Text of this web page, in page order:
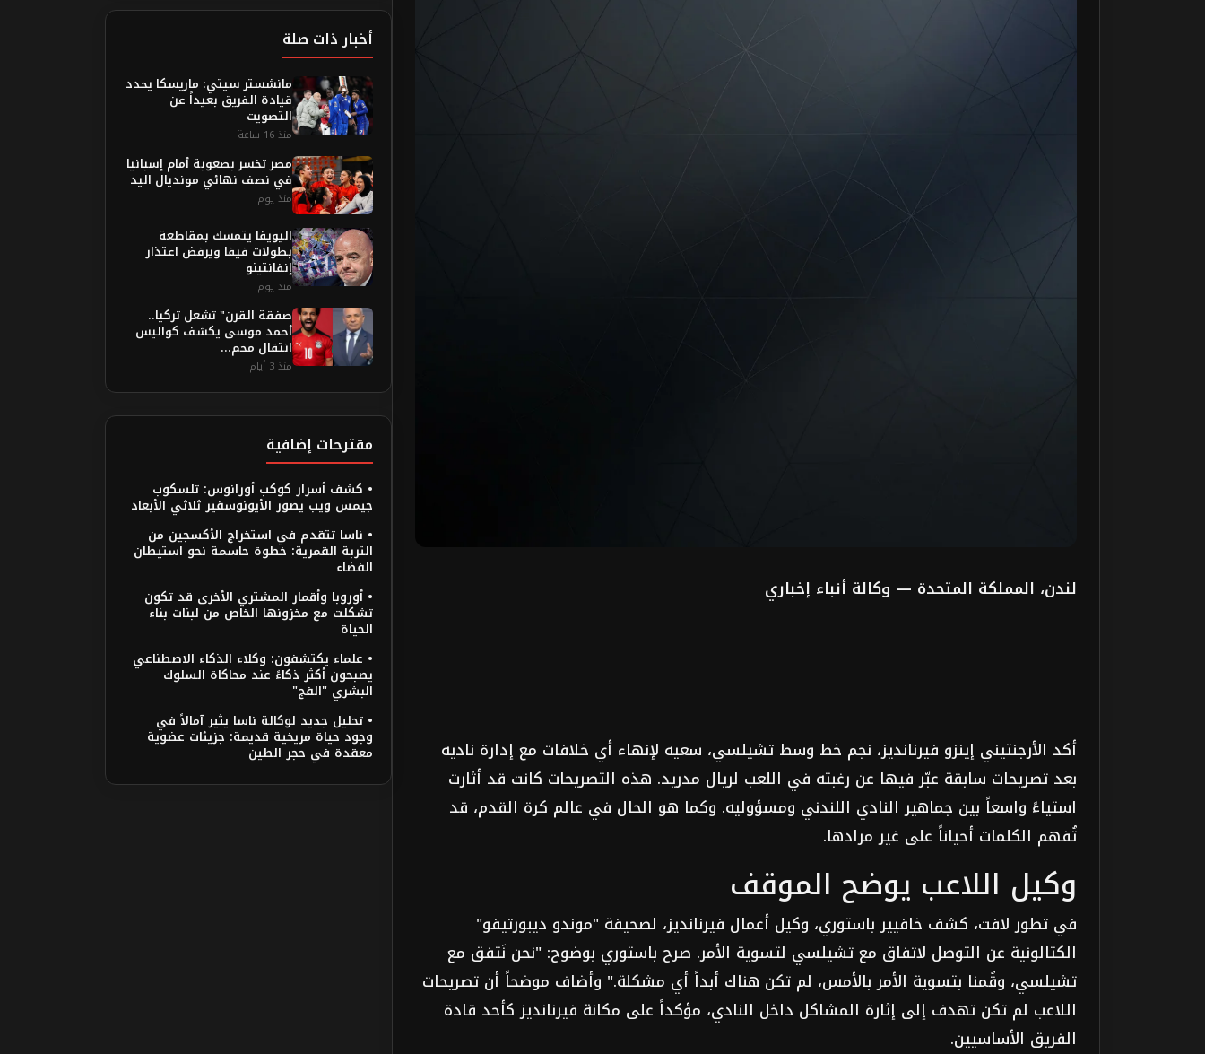
لندن، المملكة المتحدة — وكالة أنباء إخباري
أكد الأرجنتيني إينزو فيرنانديز، نجم خط وسط تشيلسي، سعيه لإنهاء أي خلافات مع إدارة ناديه
بعد تصريحات سابقة عبّر فيها عن رغبته في اللعب لريال مدريد. هذه التصريحات كانت قد أثارت
استياءً واسعاً بين جماهير النادي اللندني ومسؤوليه. وكما هو الحال في عالم كرة القدم، قد
تُفهم الكلمات أحياناً على غير مرادها.
وكيل اللاعب يوضح الموقف
في تطور لافت، كشف خافيير باستوري، وكيل أعمال فيرنانديز، لصحيفة "موندو ديبورتيفو"
الكتالونية عن التوصل لاتفاق مع تشيلسي لتسوية الأمر. صرح باستوري بوضوح: "نحن نَتفق مع
تشيلسي، وقُمنا بتسوية الأمر بالأمس، لم تكن هناك أبداً أي مشكلة." وأضاف موضحاً أن تصريحات
اللاعب لم تكن تهدف إلى إثارة المشاكل داخل النادي، مؤكداً على مكانة فيرنانديز كأحد قادة
الفريق الأساسيين.
أخبار ذات صلة
مانشستر سيتي: ماريسكا يحدد
قيادة الفريق بعيداً عن
التصويت
منذ 16 ساعة
مصر تخسر بصعوبة أمام إسبانيا
في نصف نهائي مونديال اليد
منذ يوم
اليويفا يتمسك بمقاطعة
بطولات فيفا ويرفض اعتذار
إنفانتينو
منذ يوم
صفقة القرن" تشعل تركيا..
أحمد موسى يكشف كواليس
انتقال محم...
منذ 3 أيام
مقترحات إضافية
• كشف أسرار كوكب أورانوس: تلسكوب
جيمس ويب يصور الأيونوسفير ثلاثي الأبعاد
• ناسا تتقدم في استخراج الأكسجين من
التربة القمرية: خطوة حاسمة نحو استيطان
الفضاء
• أوروبا وأقمار المشتري الأخرى قد تكون
تشكلت مع مخزونها الخاص من لبنات بناء
الحياة
• علماء يكتشفون: وكلاء الذكاء الاصطناعي
يصبحون أكثر ذكاءً عند محاكاة السلوك
البشري "الفج"
• تحليل جديد لوكالة ناسا يثير آمالاً في
وجود حياة مريخية قديمة: جزيئات عضوية
معقدة في حجر الطين